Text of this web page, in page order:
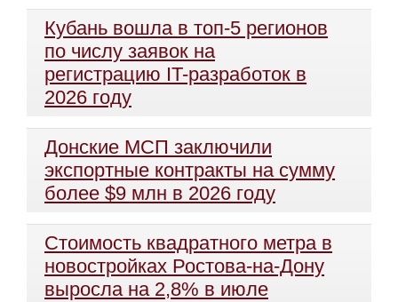
Кубань вошла в топ-5 регионов
по числу заявок на
регистрацию IT-разработок в
2026 году
Донские МСП заключили
экспортные контракты на сумму
более $9 млн в 2026 году
Стоимость квадратного метра в
новостройках Ростова-на-Дону
выросла на 2,8% в июле